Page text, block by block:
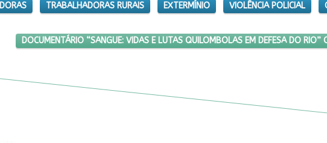
TRABALHADORAS RURAIS EXTERMÍNIO VIOLÊNCIA POLICIAL
PRÓXIMO ARTIGO: DOCUMENTÁRIO “SANGUE: VIDAS E LUTAS QUILOMBOLAS
DOCUMENTÁRIO “SANGUE: VIDAS E LUTAS QUILOMBOLAS EM DEFESA DO RIO”